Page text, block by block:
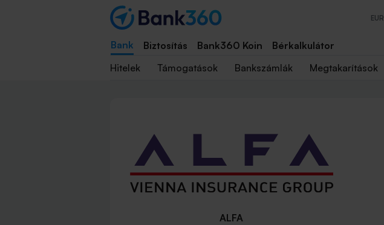
EUR
Bank Biztosítás Bank360 Koin Bérkalkulátor
Hitelek
Támogatások Bankszámlák Megtakarítások
ALFA